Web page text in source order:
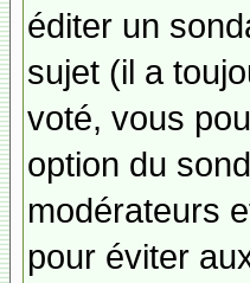
éditer un
sujet (il a
voté, vous
option du
modérateurs
pour éviter